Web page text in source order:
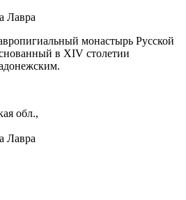
Лавра
монастырь Русской
в XIV столетии
обл.,
Лавра